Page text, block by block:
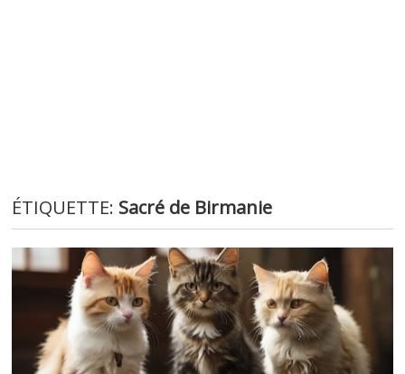
ÉTIQUETTE: Sacré de Birmanie